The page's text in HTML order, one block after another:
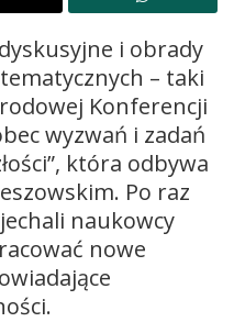
i obrady
– taki
Konferencji
wyzwań i zadań
która odbywa
Po raz
naukowcy
nowe